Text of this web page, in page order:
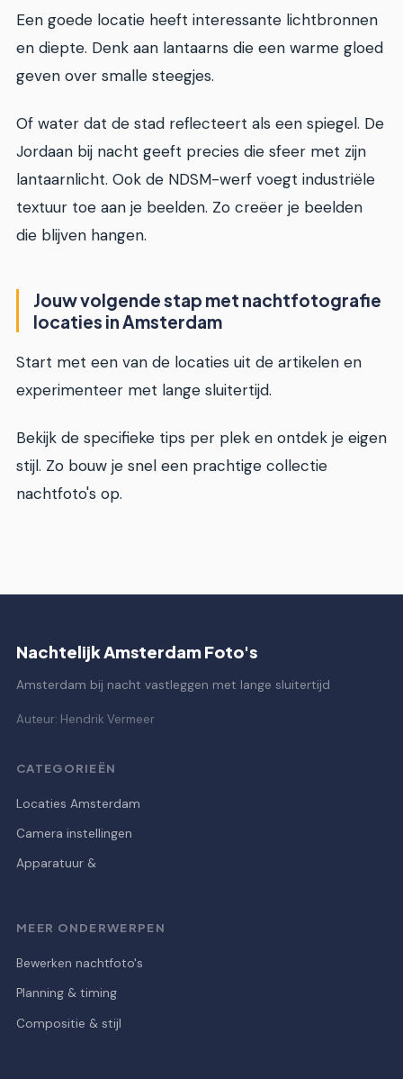
Een goede locatie heeft interessante lichtbronnen
en diepte. Denk aan lantaarns die een warme gloed
geven over smalle steegjes.
Of water dat de stad reflecteert als een spiegel. De
Jordaan bij nacht geeft precies die sfeer met zijn
lantaarnlicht. Ook de NDSM-werf voegt industriële
textuur toe aan je beelden. Zo creëer je beelden
die blijven hangen.
Jouw volgende stap met nachtfotografie
locaties in Amsterdam
Start met een van de locaties uit de artikelen en
experimenteer met lange sluitertijd.
Bekijk de specifieke tips per plek en ontdek je eigen
stijl. Zo bouw je snel een prachtige collectie
nachtfoto's op.
Nachtelijk Amsterdam Foto's
Amsterdam bij nacht vastleggen met lange sluitertijd
Auteur: Hendrik Vermeer
CATEGORIEËN
Locaties Amsterdam
Camera instellingen
Apparatuur &
MEER ONDERWERPEN
Bewerken nachtfoto's
Planning & timing
Compositie & stijl